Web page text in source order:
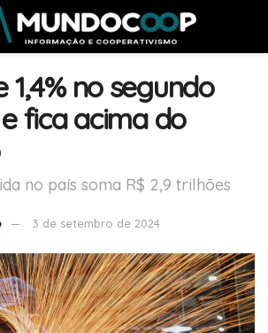
1,4% no segundo
fica acima do
no país soma R$ 2,9 trilhões
3 de setembro de 2024